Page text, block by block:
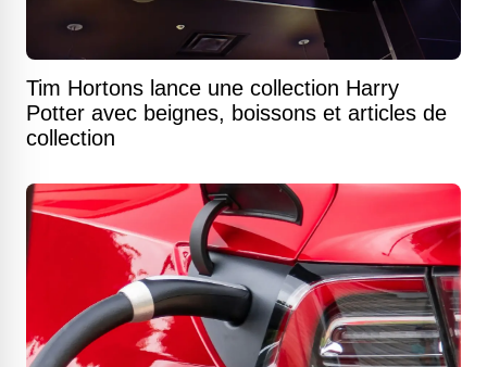
Tim Hortons lance une collection Harry
Potter avec beignes, boissons et articles de
collection